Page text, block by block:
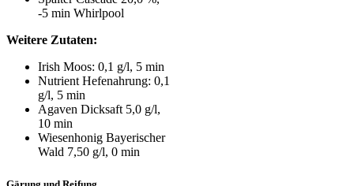
‑5 min Whirlpool
Weitere Zutaten:
Irish Moos: 0,1 g/l, 5 min
Nutrient Hefenahrung: 0,1
g/l, 5 min
Agaven Dicksaft 5,0 g/l,
10 min
Wiesenhonig Bayerischer
Wald 7,50 g/l, 0 min